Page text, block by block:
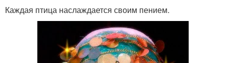
Каждая птица наслаждается своим пением.